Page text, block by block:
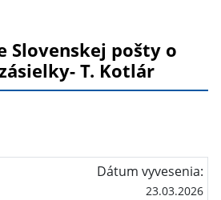
Slovenskej pošty o
T. Kotlár
Dátum vyvesenia:
23.03.2026